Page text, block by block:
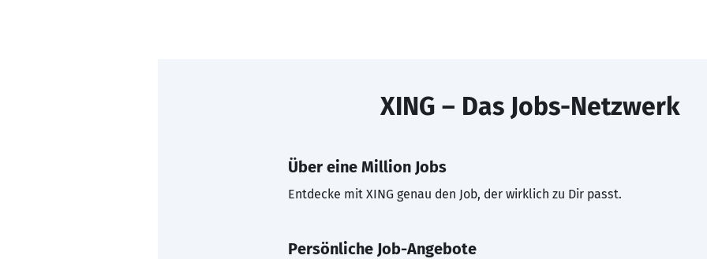
XING – Das Jobs-Netzwerk
Über eine Million Jobs
Entdecke mit XING genau den Job, der wirklich zu Dir passt.
Persönliche Job-Angebote